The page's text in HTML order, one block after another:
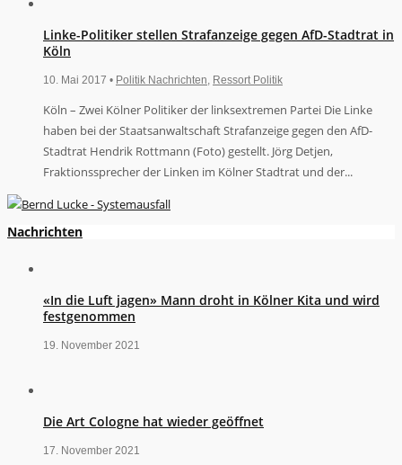
Linke-Politiker stellen Strafanzeige gegen AfD-Stadtrat in
Köln
10. Mai 2017 • Politik Nachrichten Ressort Politik
Köln – Zwei Kölner Politiker der linksextremen Partei Die Linke
haben bei der Staatsanwaltschaft Strafanzeige gegen den AfD-
Stadtrat Hendrik Rottmann (Foto) gestellt. Jörg Detjen,
Fraktionssprecher der Linken im Kölner Stadtrat und der...
Nachrichten
«In die Luft jagen» Mann droht in Kölner Kita und wird
festgenommen
19. November 2021
Die Art Cologne hat wieder geöffnet
17. November 2021